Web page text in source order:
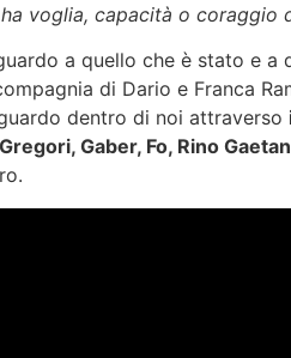
voglia, capacità o coraggio
a quello che è stato e a
di Dario e Franca
dentro di noi attraverso
Gaber, Fo, Rino